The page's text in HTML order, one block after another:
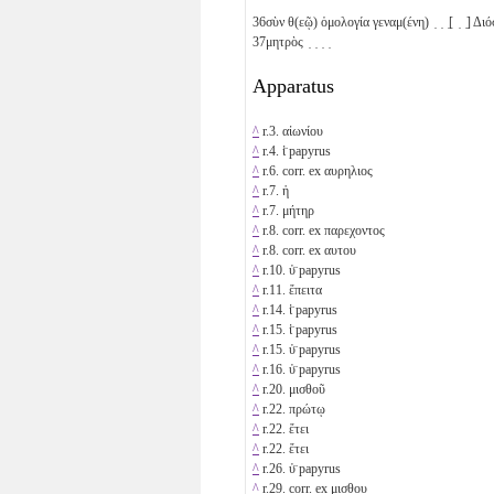
36σὺν θ(εῷ) ὁμολογία γεναμ(ένη) ̣ ̣ ̣[ ̣ ̣]
37μητρὸς ̣ ̣ ̣ ̣
Apparatus
^ r.3. αἰωνίου
^ r.4. ἰ̈ papyrus
^ r.6. corr. ex αυρηλιος
^ r.7. ἡ
^ r.7. μήτηρ
^ r.8. corr. ex παρεχοντος
^ r.8. corr. ex αυτου
^ r.10. ὑ̈ papyrus
^ r.11. ἔπειτα
^ r.14. ἰ̈ papyrus
^ r.15. ἰ̈ papyrus
^ r.15. ὑ̈ papyrus
^ r.16. ὑ̈ papyrus
^ r.20. μισθοῦ
^ r.22. πρώτῳ
^ r.22. ἔτει
^ r.22. ἔτει
^ r.26. ὑ̈ papyrus
^ r.29. corr. ex μισθου